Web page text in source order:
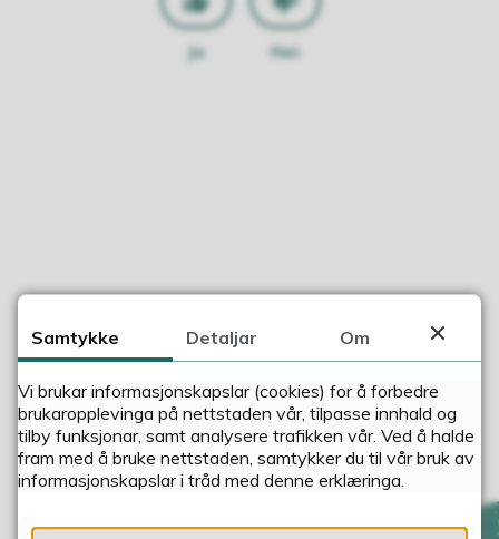
Ja Nei
Samtykke Detaljar Om
Vi brukar informasjonskapslar (cookies) for å forbedre
brukaropplevinga på nettstaden vår, tilpasse innhald og
tilby funksjonar, samt analysere trafikken vår. Ved å halde
fram med å bruke nettstaden, samtykker du til vår bruk av
informasjonskapslar i tråd med denne erklæringa.